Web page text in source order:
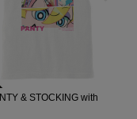
& STOCKING with